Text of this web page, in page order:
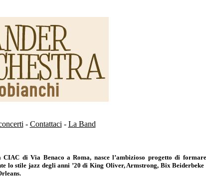
- Contattaci - La Band
CIAC di Via Benaco a Roma, nasce l’ambizioso progetto di
lo stile jazz degli anni ’20 di King Oliver, Armstrong, Bix